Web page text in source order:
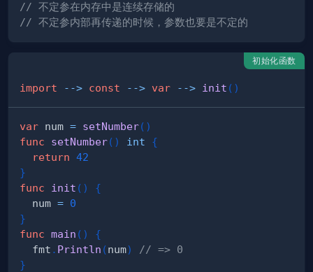
// 不定参在内存中是连续存储的
// 不定参内部再传递的时候，参数也要是不定的
初始化函数
import --> const --> var --> init ( )
var num = setNumber( )
func
setNumber( ) int
{
return 42
}
func
init ( )
{
  num
= 0
}
func main ( )
{
  fmt
. Println (num)
// => 0
}